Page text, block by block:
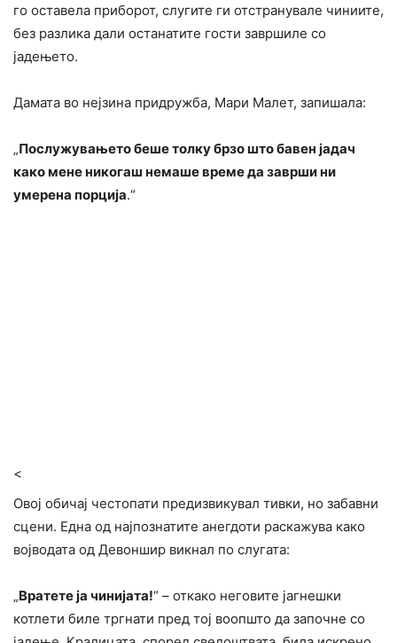
го оставела приборот, слугите ги отстранувале чиниите,
без разлика дали останатите гости завршиле со
јадењето.
Дамата во нејзина придружба, Мари Малет, запишала:
„Послужувањето беше толку брзо што бавен јадач
како мене никогаш немаше време да заврши ни
умерена порција.“
<
Овој обичај честопати предизвикувал тивки, но забавни
сцени. Една од најпознатите анегдоти раскажува како
војводата од Девоншир викнал по слугата:
„Вратете ја чинијата!“ – откако неговите јагнешки
котлети биле тргнати пред тој воопшто да започне со